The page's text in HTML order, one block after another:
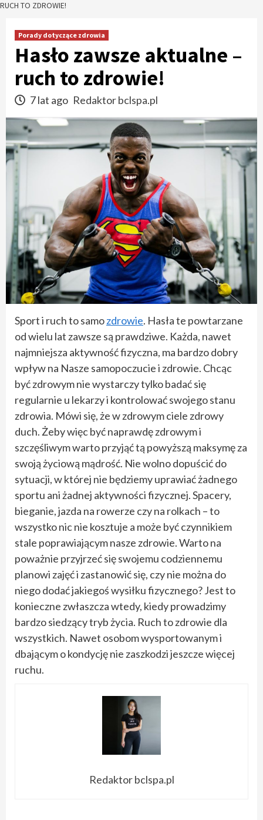
RUCH TO ZDROWIE!
Porady dotyczące zdrowia
Hasło zawsze aktualne –
ruch to zdrowie!
7 lat ago Redaktor bclspa.pl
Sport i ruch to samozdrowie. Hasła te powtarzane
od wielu lat zawsze są prawdziwe. Każda, nawet
najmniejsza aktywność fizyczna, ma bardzo dobry
wpływ na Nasze samopoczucie i zdrowie. Chcąc
być zdrowym nie wystarczy tylko badać się
regularnie u lekarzy i kontrolować swojego stanu
zdrowia. Mówi się, że w zdrowym ciele zdrowy
duch. Żeby więc być naprawdę zdrowym i
szczęśliwym warto przyjąć tą powyższą maksymę za
swoją życiową mądrość. Nie wolno dopuścić do
sytuacji, w której nie będziemy uprawiać żadnego
sportu ani żadnej aktywności fizycznej. Spacery,
bieganie, jazda na rowerze czy na rolkach – to
wszystko nic nie kosztuje a może być czynnikiem
stale poprawiającym nasze zdrowie. Warto na
poważnie przyjrzeć się swojemu codziennemu
planowi zajęć i zastanowić się, czy nie można do
niego dodać jakiegoś wysiłku fizycznego? Jest to
konieczne zwłaszcza wtedy, kiedy prowadzimy
bardzo siedzący tryb życia. Ruch to zdrowie dla
wszystkich. Nawet osobom wysportowanym i
dbającym o kondycję nie zaszkodzi jeszcze więcej
ruchu.
Redaktor bclspa.pl